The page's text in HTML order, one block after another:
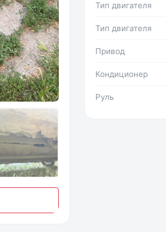
Тип двигателя
Тип двигателя
Привод
Кондиционер
Руль